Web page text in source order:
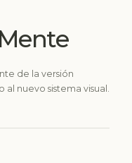
de la versión
nuevo sistema visual.